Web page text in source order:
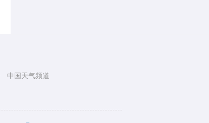
中国天气频道